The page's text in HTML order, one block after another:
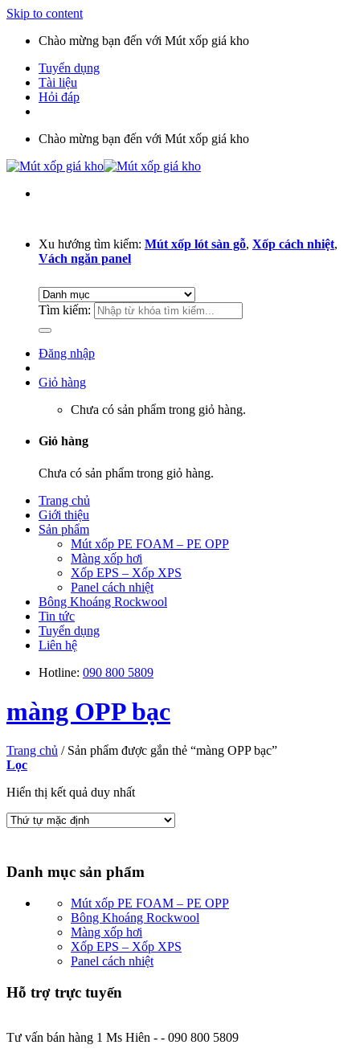
Skip to content
Chào mừng bạn đến với Mút xốp giá kho
Tuyển dụng
Tài liệu
Hỏi đáp
Chào mừng bạn đến với Mút xốp giá kho
Xu hướng tìm kiếm: Mút xốp lót sàn gỗ, Xốp cách nhiệt,
Vách ngăn panel
Tìm kiếm:
Đăng nhập
Giỏ hàng
Chưa có sản phẩm trong giỏ hàng.
Giỏ hàng
Chưa có sản phẩm trong giỏ hàng.
Trang chủ
Giới thiệu
Sản phẩm
Mút xốp PE FOAM – PE OPP
Màng xốp hơi
Xốp EPS – Xốp XPS
Panel cách nhiệt
Bông Khoáng Rockwool
Tin tức
Tuyển dụng
Liên hệ
Hotline: 090 800 5809
màng OPP bạc
Trang chủ /Sản phẩm được gắn thẻ “màng OPP bạc”
Lọc
Hiển thị kết quả duy nhất
Danh mục sản phẩm
Mút xốp PE FOAM – PE OPP
Bông Khoáng Rockwool
Màng xốp hơi
Xốp EPS – Xốp XPS
Panel cách nhiệt
Hỗ trợ trực tuyến
Tư vấn bán hàng 1 Ms Hiên - - 090 800 5809